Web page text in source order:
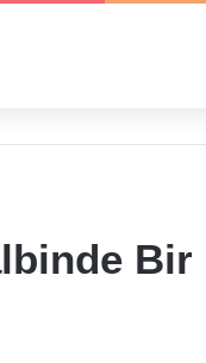
Bir